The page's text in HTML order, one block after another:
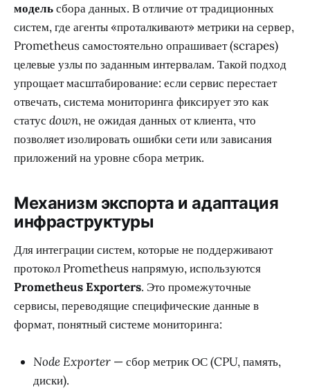
модельсбора данных. В отличие от традиционных
систем, где агенты «проталкивают» метрики на сервер,
Prometheus самостоятельно опрашивает (scrapes)
целевые узлы по заданным интервалам. Такой подход
упрощает масштабирование: если сервис перестает
отвечать, система мониторинга фиксирует это как
статус down, не ожидая данных от клиента, что
позволяет изолировать ошибки сети или зависания
приложений на уровне сбора метрик.
Механизм экспорта и адаптация
инфраструктуры
Для интеграции систем, которые не поддерживают
протокол Prometheus напрямую, используются
Prometheus Exporters. Это промежуточные
сервисы, переводящие специфические данные в
формат, понятный системе мониторинга:
Node Exporter — сбор метрик ОС (CPU, память,
диски).